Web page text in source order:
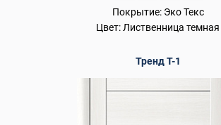
Покрытие: Эко Текс
Цвет: Лиственница темная
Тренд Т-1